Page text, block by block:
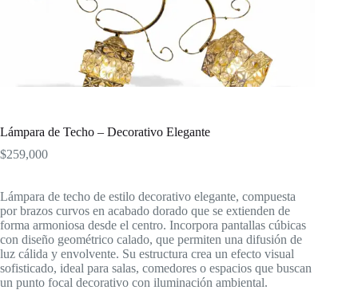
Lámpara de Techo – Decorativo Elegante
$259,000
Lámpara de techo de estilo decorativo elegante, compuesta
por brazos curvos en acabado dorado que se extienden de
forma armoniosa desde el centro. Incorpora pantallas cúbicas
con diseño geométrico calado, que permiten una difusión de
luz cálida y envolvente. Su estructura crea un efecto visual
sofisticado, ideal para salas, comedores o espacios que buscan
un punto focal decorativo con iluminación ambiental.